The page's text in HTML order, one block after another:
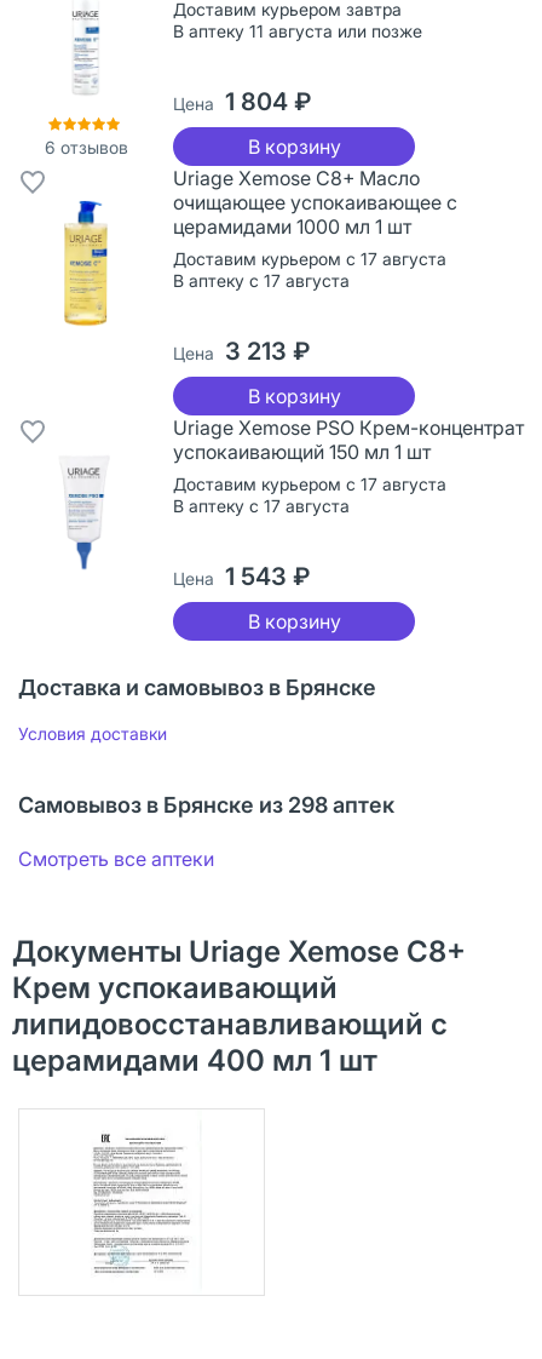
6 отзывов
Доставим курьером завтра
В аптеку 11 августа или позже
Цена 1 804 ₽
В корзину
Uriage Xemose C8+ Масло
очищающее успокаивающее с
церамидами 1000 мл 1 шт
Доставим курьером с 17 августа
В аптеку с 17 августа
Цена 3 213 ₽
В корзину
Uriage Xemose PSO Крем-концентрат
успокаивающий 150 мл 1 шт
Доставим курьером с 17 августа
В аптеку с 17 августа
Цена 1 543 ₽
В корзину
Доставка и самовывоз в Брянске
Условия доставки
Самовывоз в Брянске из 298 аптек
Смотреть все аптеки
Документы Uriage Xemose C8+
Крем успокаивающий
липидовосстанавливающий с
церамидами 400 мл 1 шт